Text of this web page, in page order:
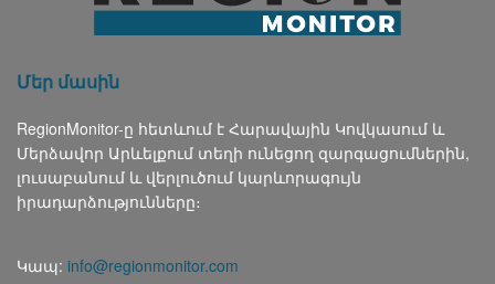
Մեր մասին
RegionMonitor-ը հետևում է Հարավային Կովկասում և
Մերձավոր Արևելքում տեղի ունեցող զարգացումներին,
լուսաբանում և վերլուծում կարևորագույն
իրադարձությունները։
Կապ: info@regionmonitor.com